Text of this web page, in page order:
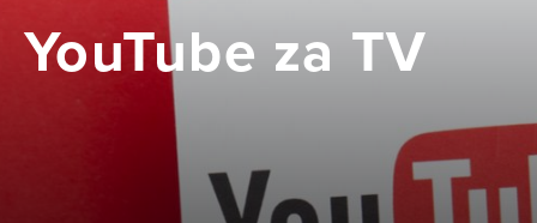
YouTube za TV